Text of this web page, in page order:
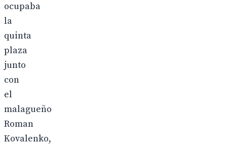
ocupaba
la
quinta
plaza
junto
con
el
malagueño
Roman
Kovalenko,